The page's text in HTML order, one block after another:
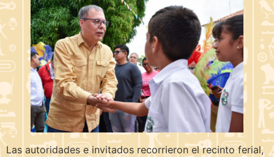
Las autoridades e invitados recorrieron el recinto ferial,